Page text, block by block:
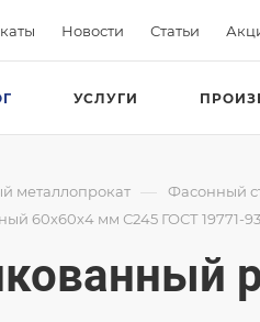
Новости Статьи
УСЛУГИ
металлопрокат — Фасонный
60х60х4 мм С245 ГОСТ 19771-93